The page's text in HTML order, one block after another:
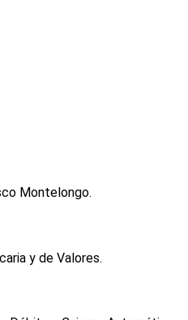
Montelongo.
y de Valores.